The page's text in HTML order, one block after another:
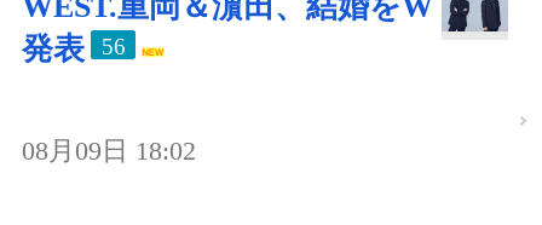
発表
56
08月09日 18:02